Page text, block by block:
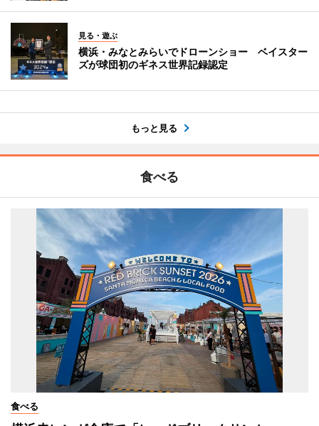
見る・遊ぶ
横浜・みなとみらいでドローンショー ベイスター
ズが球団初のギネス世界記録認定
もっと見る
食べる
食べる